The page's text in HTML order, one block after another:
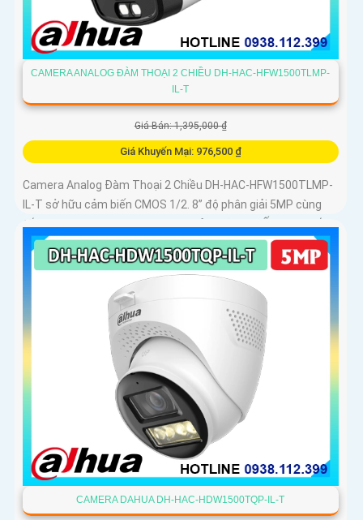
CAMERA ANALOG ĐÀM THOẠI 2 CHIỀU DH-HAC-HFW1500TLMP-
IL-T
Giá Bán: 1,395,000 ₫
Giá Khuyến Mại: 976,500 ₫
Camera Analog Đàm Thoại 2 Chiều DH-HAC-HFW1500TLMP-
IL-T sở hữu cảm biến CMOS 1/2. 8” độ phân giải 5MP cùng
tốc độ ghi hình 25/30fps cho hình ảnh rõ ràng. Ống kính cố
định 3
CAMERA DAHUA DH-HAC-HDW1500TQP-IL-T